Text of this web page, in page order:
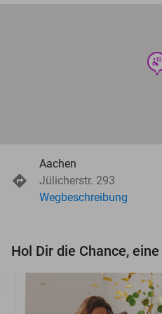
wellness
Aachen
Jülicherstr. 293
Wegbeschreibung